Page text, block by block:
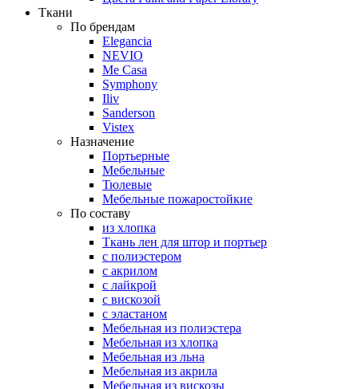
Ткани
По брендам
Elegancia
NEVIO
Me Casa
Symphony
Iliv
Sanderson
Vistex
Назначение
Портьерные
Мебельные
Тюлевые
Мебельные пожаростойкие
По составу
из хлопка
Ткань лен для штор и портьер
с полиэстером
с акрилом
с лайкрой
с вискозой
с эластаном
Мебельная из полиэстера
Мебельная из хлопка
Мебельная из льна
Мебельная из акрила
Мебельная из вискозы